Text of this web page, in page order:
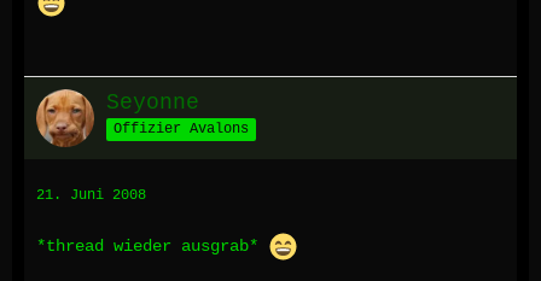
Seyonne
Offizier Avalons
21. Juni 2008
*thread wieder ausgrab*